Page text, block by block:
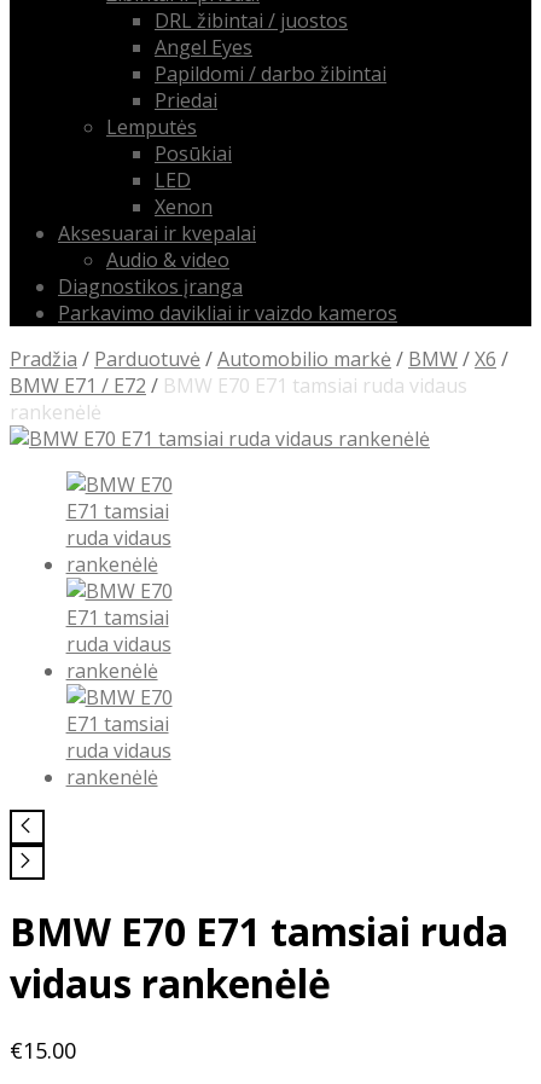
DRL žibintai / juostos
Angel Eyes
Papildomi / darbo žibintai
Priedai
Lemputės
Posūkiai
LED
Xenon
Aksesuarai ir kvepalai
Audio & video
Diagnostikos įranga
Parkavimo davikliai ir vaizdo kameros
Pradžia / Parduotuvė /Automobilio markė / BMW/X6 /
BMW E71 / E72 / BMW E70 E71 tamsiai ruda vidaus
rankenėlė
BMW E70 E71 tamsiai ruda
vidaus rankenėlė
€15.00